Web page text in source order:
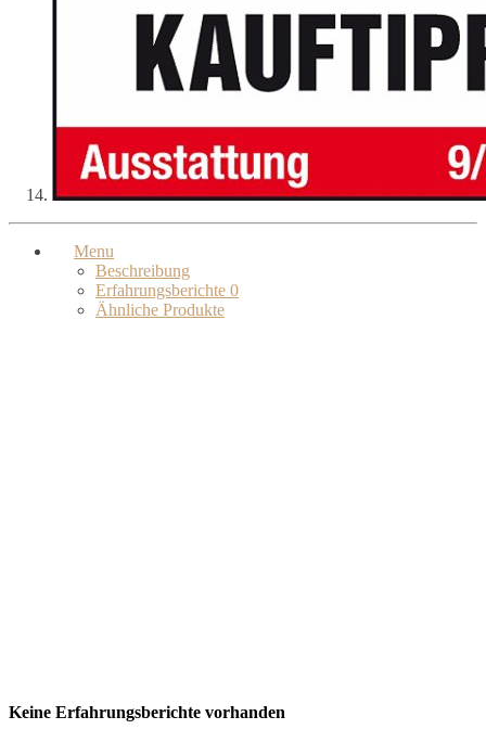
Menu
Beschreibung
Erfahrungsberichte 0
Ähnliche Produkte
Keine Erfahrungsberichte vorhanden